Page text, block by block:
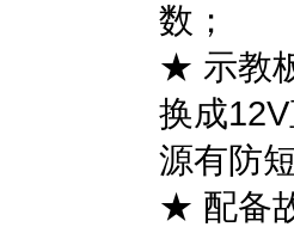
数；
★ 示教
换成
源有防
★ 配备